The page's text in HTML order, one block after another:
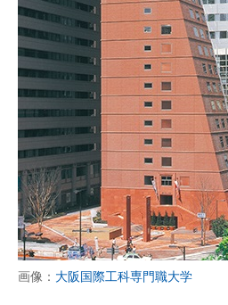
画像： 大阪国際工科専門職大学